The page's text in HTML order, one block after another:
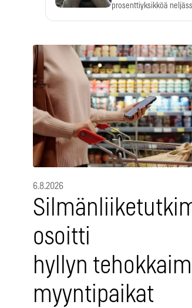
prosenttiyksikköä
6.8.2026
osoitti
hyllyn
myyntipaikat